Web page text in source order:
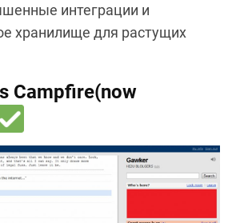
интеграции и
хранилище для растущих
Campfire(now